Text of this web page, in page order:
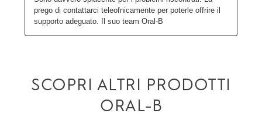
SCOPRI ALTRI PRODOTTI
ORAL-B